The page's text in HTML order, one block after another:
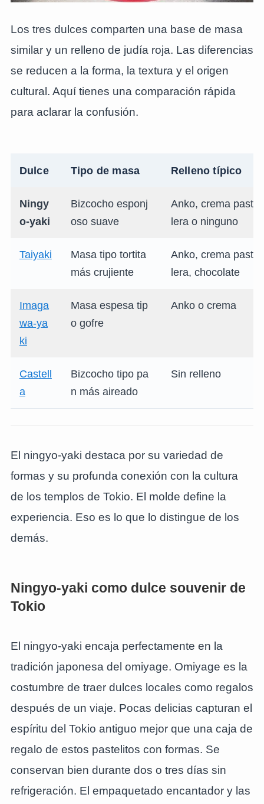
Los tres dulces comparten una base de masa
similar y un relleno de judía roja. Las diferencias
se reducen a la forma, la textura y el origen
cultural. Aquí tienes una comparación rápida
para aclarar la confusión.
Dulce Tipo de masa Relleno típico
Ningy
o-yaki
Bizcocho esponj
oso suave
Anko, crema paste
lera o ninguno
Taiyaki
Masa tipo tortita
más crujiente
Anko, crema paste
lera, chocolate
Imaga
wa-ya
ki
Masa espesa tip
o gofre
Anko o crema
Castell
a
Bizcocho tipo pa
n más aireado
Sin relleno
El ningyo-yaki destaca por su variedad de
formas y su profunda conexión con la cultura
de los templos de Tokio. El molde define la
experiencia. Eso es lo que lo distingue de los
demás.
Ningyo-yaki como dulce souvenir de
Tokio
El ningyo-yaki encaja perfectamente en la
tradición japonesa del omiyage. Omiyage es la
costumbre de traer dulces locales como regalos
después de un viaje. Pocas delicias capturan el
espíritu del Tokio antiguo mejor que una caja de
regalo de estos pastelitos con formas. Se
conservan bien durante dos o tres días sin
refrigeración. El empaquetado encantador y las